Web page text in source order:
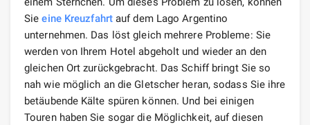
Sieeine Kreuzfahrtauf dem Lago Argentino
unternehmen. Das löst gleich mehrere Probleme: Sie
werden von Ihrem Hotel abgeholt und wieder an den
gleichen Ort zurückgebracht. Das Schiff bringt Sie so
nah wie möglich an die Gletscher heran, sodass Sie ihre
betäubende Kälte spüren können. Und bei einigen
Touren haben Sie sogar die Möglichkeit, auf diesen